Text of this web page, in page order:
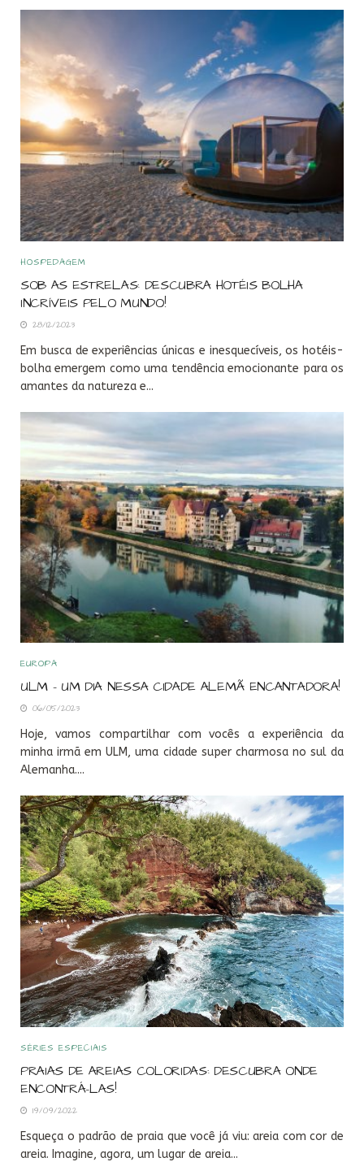
HOSPEDAGEM
SOB AS ESTRELAS: DESCUBRA HOTÉIS BOLHA
INCRÍVEIS PELO MUNDO!
28/12/2023
Em busca de experiências únicas e inesquecíveis, os hotéis-
bolha emergem como uma tendência emocionante para os
amantes da natureza e...
EUROPA
ULM – UM DIA NESSA CIDADE ALEMÃ ENCANTADORA!
06/05/2023
Hoje, vamos compartilhar com vocês a experiência da
minha irmã em ULM, uma cidade super charmosa no sul da
Alemanha....
SÉRIES ESPECIAIS
PRAIAS DE AREIAS COLORIDAS: DESCUBRA ONDE
ENCONTRÁ-LAS!
19/09/2022
Esqueça o padrão de praia que você já viu: areia com cor de
areia. Imagine, agora, um lugar de areia...